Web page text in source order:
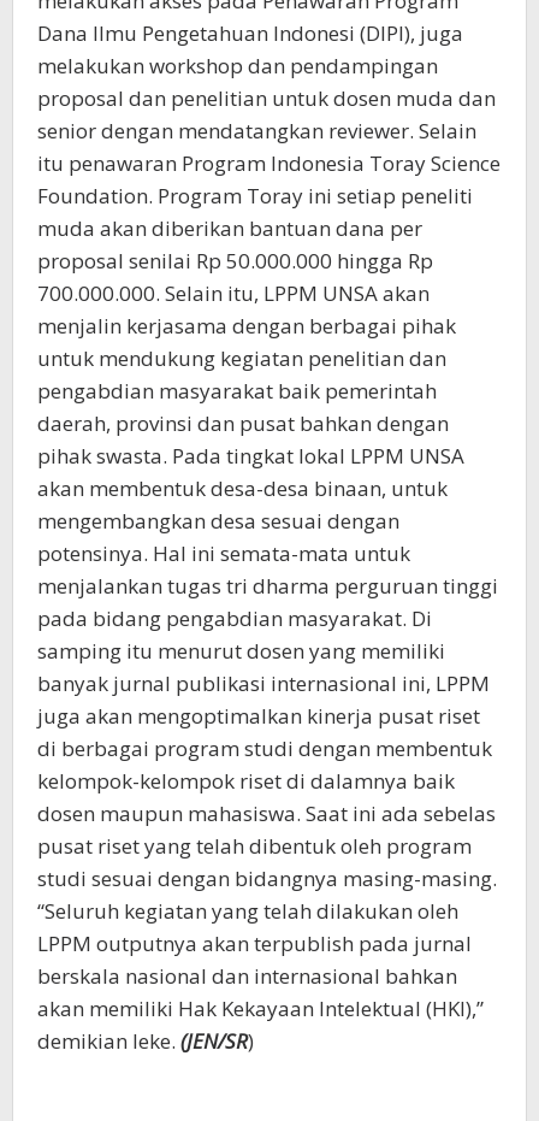
Dana Ilmu Pengetahuan Indonesi (DIPI), juga
melakukan workshop dan pendampingan
proposal dan penelitian untuk dosen muda dan
senior dengan mendatangkan reviewer. Selain
itu penawaran Program Indonesia Toray Science
Foundation. Program Toray ini setiap peneliti
muda akan diberikan bantuan dana per
proposal senilai Rp 50.000.000 hingga Rp
700.000.000. Selain itu, LPPM UNSA akan
menjalin kerjasama dengan berbagai pihak
untuk mendukung kegiatan penelitian dan
pengabdian masyarakat baik pemerintah
daerah, provinsi dan pusat bahkan dengan
pihak swasta. Pada tingkat lokal LPPM UNSA
akan membentuk desa-desa binaan, untuk
mengembangkan desa sesuai dengan
potensinya. Hal ini semata-mata untuk
menjalankan tugas tri dharma perguruan tinggi
pada bidang pengabdian masyarakat. Di
samping itu menurut dosen yang memiliki
banyak jurnal publikasi internasional ini, LPPM
juga akan mengoptimalkan kinerja pusat riset
di berbagai program studi dengan membentuk
kelompok-kelompok riset di dalamnya baik
dosen maupun mahasiswa. Saat ini ada sebelas
pusat riset yang telah dibentuk oleh program
studi sesuai dengan bidangnya masing-masing.
“Seluruh kegiatan yang telah dilakukan oleh
LPPM outputnya akan terpublish pada jurnal
berskala nasional dan internasional bahkan
akan memiliki Hak Kekayaan Intelektual (HKI),”
demikian Ieke. (JEN/SR)